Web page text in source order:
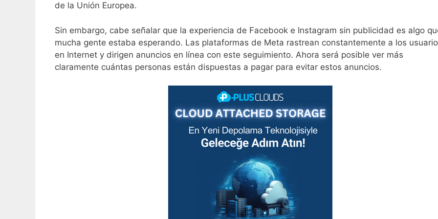
de la Unión Europea.
Sin embargo, cabe señalar que la experiencia de Facebook e Instagram sin publicidad es algo
mucha gente estaba esperando. Las plataformas de Meta rastrean constantemente a los
en Internet y dirigen anuncios en línea con este seguimiento. Ahora será posible ver más
claramente cuántas personas están dispuestas a pagar para evitar estos anuncios.